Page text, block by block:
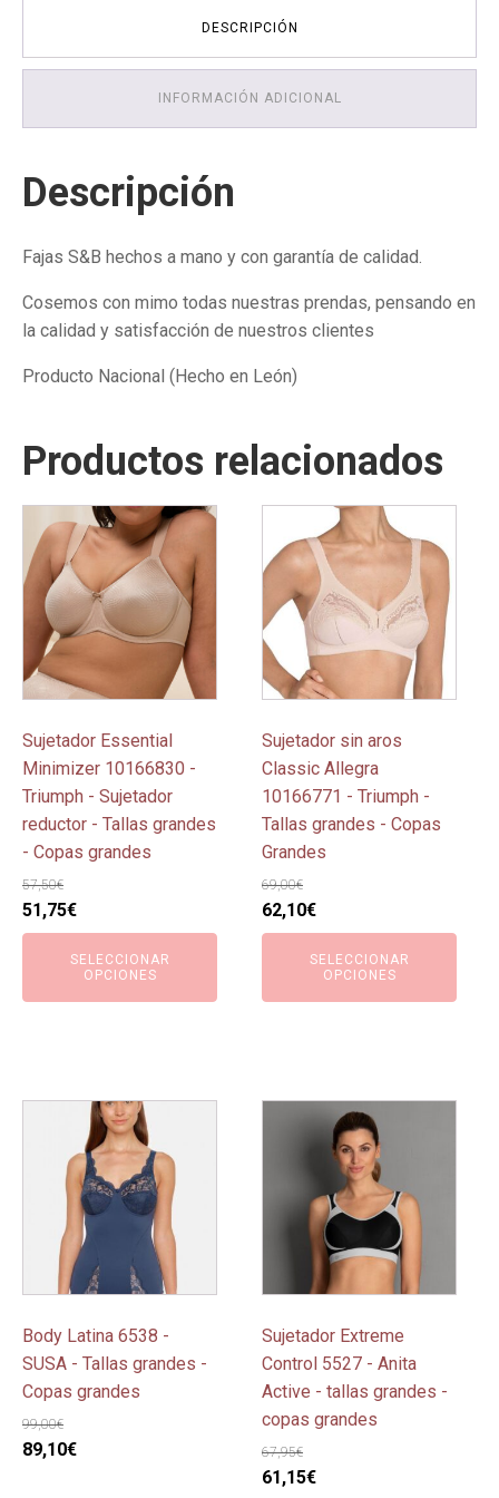
cantidad
DESCRIPCIÓN
INFORMACIÓN ADICIONAL
Descripción
Fajas S&B hechos a mano y con garantía de calidad.
Cosemos con mimo todas nuestras prendas, pensando en
la calidad y satisfacción de nuestros clientes
Producto Nacional (Hecho en León)
Productos relacionados
Sujetador Essential
Minimizer 10166830 -
Triumph - Sujetador
reductor - Tallas grandes
- Copas grandes
57,50€
El
precio
original
51,75€El
precio
actual
SELECCIONAR
OPCIONES
Este
producto
tiene
múltiples
variantes.
Las
opciones
pueden
elegir
en
la
página
de
producto
Sujetador sin aros
Classic Allegra
10166771 - Triumph -
Tallas grandes - Copas
Grandes
69,00€
El
precio
original
62,10€El
precio
actual
SELECCIONAR
OPCIONES
producto
tiene
múltiples
variantes.
Las
opciones
pueden
elegir
en
la
página
de
producto
Body Latina 6538 -
SUSA - Tallas grandes -
Copas grandes
99,00€
El
89,10€El
producto
múltiples
variantes.
opciones
pueden
elegir
en
la
página
Sujetador Extreme
Control 5527 - Anita
Active - tallas grandes -
copas grandes
67,95€
El
61,15€El
producto
múltiples
variantes.
opciones
pueden
elegir
en
la
página
de